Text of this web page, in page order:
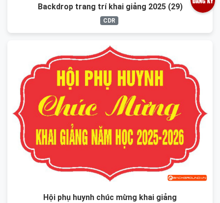
Backdrop trang trí khai giảng 2025 (29)
CDR
Hội phụ huynh chúc mừng khai giảng